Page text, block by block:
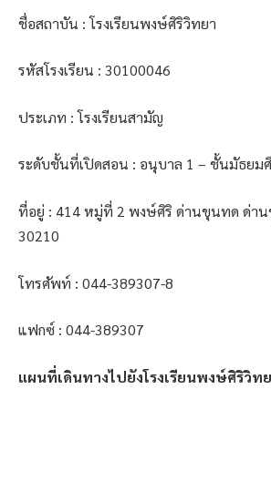
ชื่อสถาบัน : โรงเรียนพงษ์ศิริวิทยา
รหัสโรงเรียน : 30100046
ประเภท : โรงเรียนสามัญ
ระดับชั้นที่เปิดสอน : อนุบาล 1 – ชั้นมัธยม
ที่อยู่ : 414 หมู่ที่ 2 พงษ์ศิริ ด่านขุนทด ด่า
30210
โทรศัพท์ : 044-389307-8
แฟกซ์ : 044-389307
แผนที่เดินทางไปยังโรงเรียนพงษ์ศิริวิท